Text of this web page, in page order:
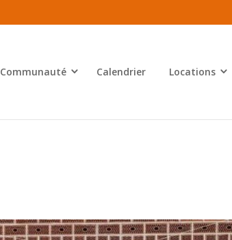
Communauté Calendrier Locations